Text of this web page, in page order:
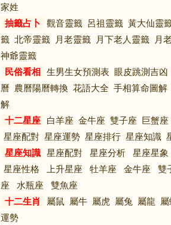
家姓
抽籤占卜
觀音靈籤 呂祖靈籤 黃大仙靈
籤 北帝靈籤 月老靈籤 月下老人靈籤 月
神爺靈籤
民俗看相
生男生女預測表 眼皮跳測吉凶
曆 農曆陽曆轉換 花語大全 手相算命圖解
解
十二星座
白羊座 金牛座 雙子座 巨蟹座
星座配對 星座運勢 星座排行 星座知識
星座知識 星座配對 星座分析 星座星象
星座性格
上升星座 牡羊座 金牛座 雙
座
水瓶座
雙魚座
十二生肖
屬鼠 屬牛 屬虎 屬兔 屬龍
運勢